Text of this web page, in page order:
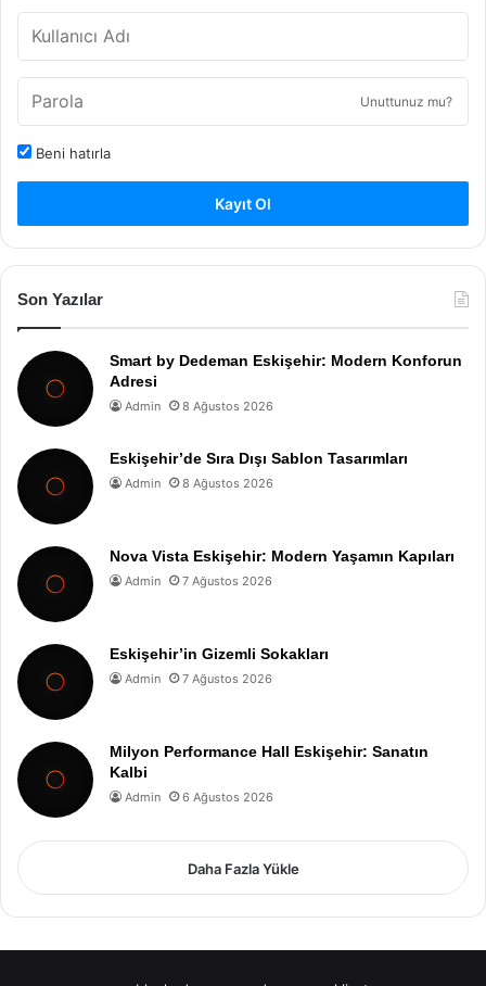
Unuttunuz mu?
Beni hatırla
Kayıt Ol
Son Yazılar
Smart by Dedeman Eskişehir: Modern Konforun
Adresi
Admin 8 Ağustos 2026
Eskişehir’de Sıra Dışı Sablon Tasarımları
Admin 8 Ağustos 2026
Nova Vista Eskişehir: Modern Yaşamın Kapıları
Admin 7 Ağustos 2026
Eskişehir’in Gizemli Sokakları
Admin 7 Ağustos 2026
Milyon Performance Hall Eskişehir: Sanatın
Kalbi
Admin 6 Ağustos 2026
Daha Fazla Yükle